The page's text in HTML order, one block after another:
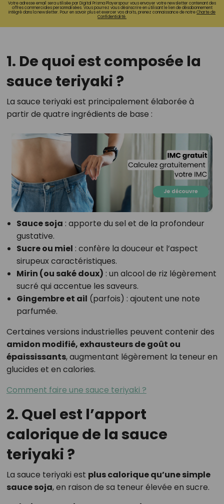
Votre adresse email sera utilisée par Digital Prisma Playerspour vous envoyer votre newsletter contenant des
offres commerciales personnalisées. Vous pourrez vous désinscrire en utilisant le lien de désabonnement
intégré dans la newsletter. Pour en savoir plus et exercer vos droits, prenez connaissance de notreCharte de
Confidentialité.
1. De quoi est composée la
sauce teriyaki ?
La sauce teriyaki est principalement élaborée à
partir de quatre ingrédients de base :
Sauce soja : apporte du sel et de la profondeur
gustative.
Sucre ou miel : confère la douceur et l’aspect
sirupeux caractéristiques.
Mirin (ou saké doux) : un alcool de riz légèrement
sucré qui accentue les saveurs.
Gingembre et ail (parfois) : ajoutent une note
parfumée.
Certaines versions industrielles peuvent contenir des
amidon modifié, exhausteurs de goût ou
épaississants, augmentant légèrement la teneur en
glucides et en calories.
Comment faire une sauce teriyaki ?
2. Quel est l’apport
calorique de la sauce
teriyaki ?
La sauce teriyaki est plus calorique qu’une simple
sauce soja, en raison de sa teneur élevée en sucre.